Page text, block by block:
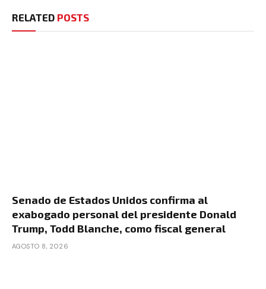
RELATED POSTS
Senado de Estados Unidos confirma al
exabogado personal del presidente Donald
Trump, Todd Blanche, como fiscal general
AGOSTO 8, 2026